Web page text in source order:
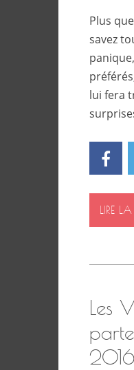
Plus
savez
lui fera
LIRE
Les
2016